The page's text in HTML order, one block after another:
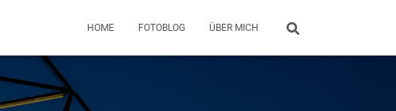
HOME FOTOBLOG ÜBER MICH